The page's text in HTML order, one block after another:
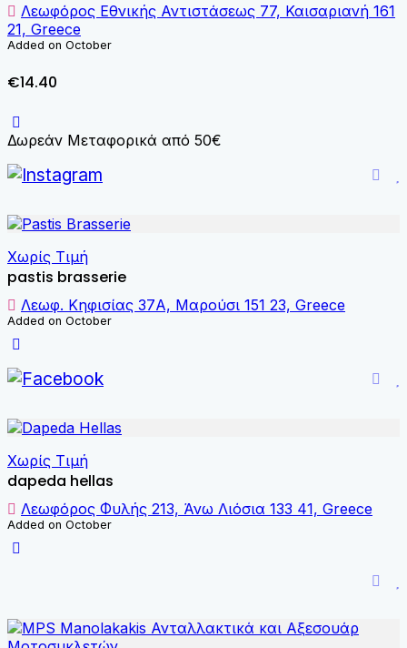
Λεωφόρος Εθνικής Αντιστάσεως 77, Καισαριανή 161
21, Greece
Added on October
€14.40
Δωρεάν Μεταφορικά από 50€
Χωρίς Τιμή
pastis brasserie
Λεωφ. Κηφισίας 37A, Μαρούσι 151 23, Greece
Added on October
Χωρίς Τιμή
dapeda hellas
Λεωφόρος Φυλής 213, Άνω Λιόσια 133 41, Greece
Added on October